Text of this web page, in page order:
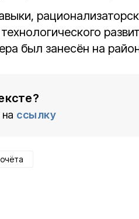
был занесён на
ссылку